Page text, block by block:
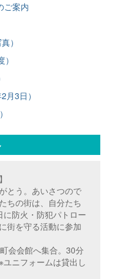
ご案内
）
3日）
とう。あいさつので
ちの街は、自分たち
防火・防犯パトロー
街を守る活動に参加
会会館へ集合。30分
ニフォームは貸出し